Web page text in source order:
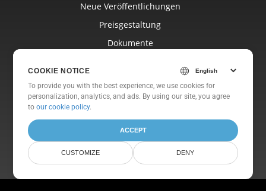
Neue Veröffentlichungen
Preisgestaltung
Dokumente
Blog
Um
COOKIE NOTICE
To provide you with the best experience, we use cookies for
personalization, analytics, and ads. By using our site, you agree
toour cookie policy.
ACCEPT
CUSTOMIZE DENY